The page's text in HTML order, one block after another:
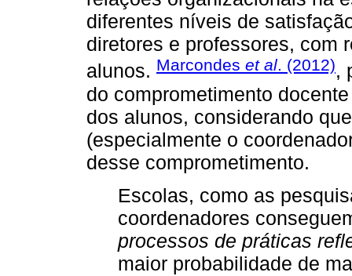
diferentes níveis de
diretores e professores, com
alunos. Marcondes et al. (2012),
do comprometimento
dos alunos, considerando
(especialmente o
desse comprometimento.
Escolas, como as
coordenadores
processos de práticas
maior probabilidade de